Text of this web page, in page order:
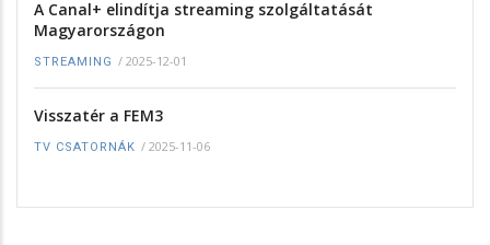
A Canal+ elindítja streaming szolgáltatását
Magyarországon
STREAMING / 2025-12-01
Visszatér a FEM3
TV CSATORNÁK / 2025-11-06